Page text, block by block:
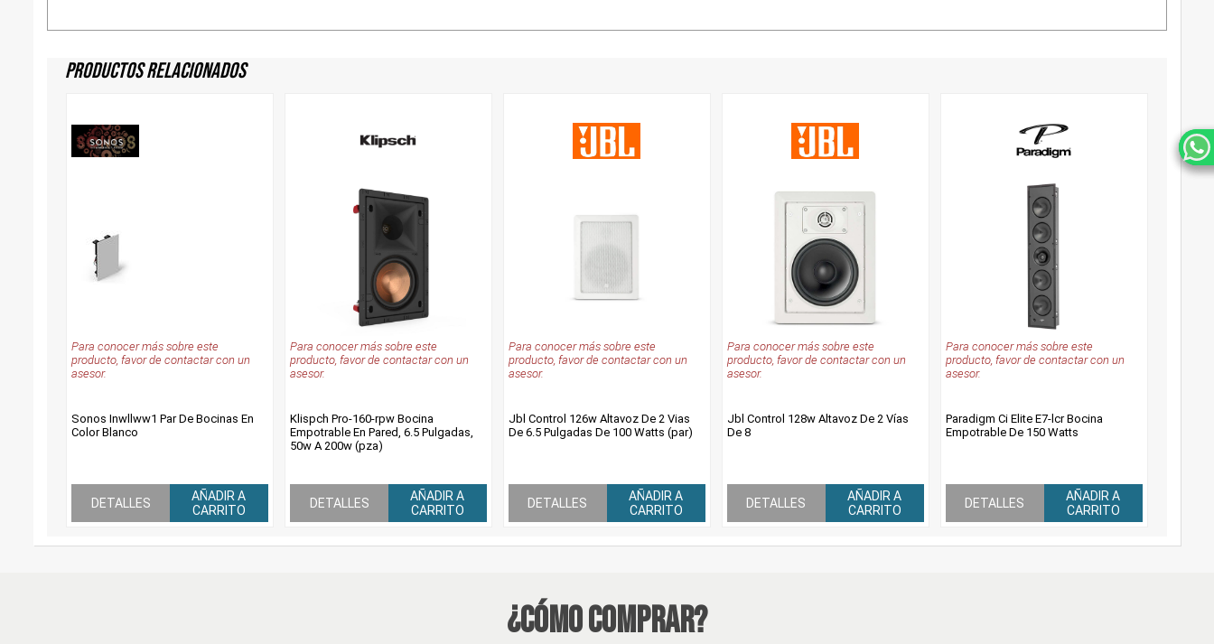
Productos Relacionados
Para conocer más sobre este
producto, favor de contactar con un
asesor.
Sonos Inwllww1 Par De Bocinas En
Color Blanco
DETALLES
AÑADIR A
CARRITO
Para conocer más sobre este
producto, favor de contactar con un
asesor.
Klispch Pro-160-rpw Bocina
Empotrable En Pared, 6.5 Pulgadas,
50w A 200w (pza)
DETALLES
AÑADIR A
CARRITO
Para conocer más sobre este
producto, favor de contactar con un
asesor.
Jbl Control 126w Altavoz De 2 Vias
De 6.5 Pulgadas De 100 Watts (par)
DETALLES
AÑADIR A
CARRITO
Para conocer más sobre este
producto, favor de contactar con un
asesor.
Jbl Control 128w Altavoz De 2 Vías
De 8
DETALLES
AÑADIR A
CARRITO
Para conocer más sobre este
producto, favor de contactar con un
asesor.
Paradigm Ci Elite E7-lcr Bocina
Empotrable De 150 Watts
DETALLES
AÑADIR A
CARRITO
¿Cómo Comprar?